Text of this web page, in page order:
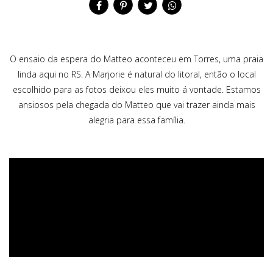
O ensaio da espera do Matteo aconteceu em Torres, uma praia
linda aqui no RS. A Marjorie é natural do litoral, então o local
escolhido para as fotos deixou eles muito á vontade. Estamos
ansiosos pela chegada do Matteo que vai trazer ainda mais
alegria para essa família.